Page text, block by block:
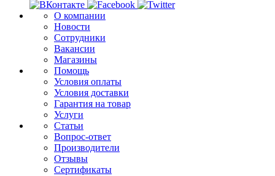
О компании
Новости
Сотрудники
Вакансии
Магазины
Помощь
Условия оплаты
Условия доставки
Гарантия на товар
Услуги
Статьи
Вопрос-ответ
Производители
Отзывы
Сертификаты